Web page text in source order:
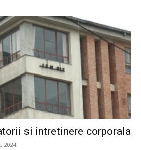
si intretinere corporala
2024